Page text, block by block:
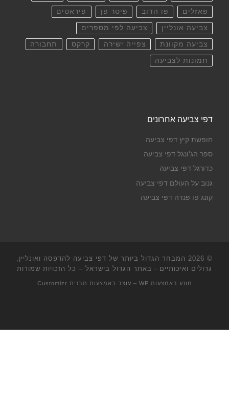
פאזלים פו הדוב פיטר פן פיראטים
צביעה אונליין צביעה לפי מספרים
צביעה מקוונת צפייה ישירה קרקס תחבורה
תמונות לצביעה
דפי צביעה אחרונים
חופשת קיץ דפי צביעה
ספר הג'ונגל דפי צביעה
כדורגל דפי צביעה
גנוב על העולם דפי צביעה
קונג פו פנדה דפי צביעה
© 2026
המבחר הגדול ביותר של דפי צביעה להדפסה ואונליין,
גדולים ואיכותיים - באתר הגדול בישראל – כל הזכויות שמורות
מונע באמצעות WP – עוצב באמצעות תבנית Customizr